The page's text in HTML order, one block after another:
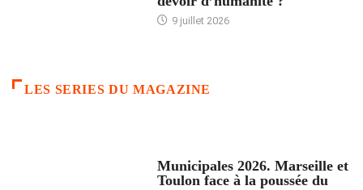
9 juillet 2026
LES SERIES DU MAGAZINE
Municipales 2026. Marseille et
Toulon face à la poussée du